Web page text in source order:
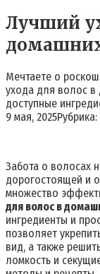
Лучший
Мечтаете о
ухода для волос в
доступные
9 мая, 2025Рубрика:
Забота о волосах
дорогостоящей и
множество
для волос в
ингредиенты и
позволяет
вид, а также
ломкость и